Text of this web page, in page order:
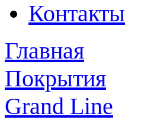
Контакты
Главная
Покрытия
Grand Line